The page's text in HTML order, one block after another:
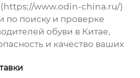
https://www.odin-china.ru/)
по поиску и проверке
обуви в Китае,
и качество ваших